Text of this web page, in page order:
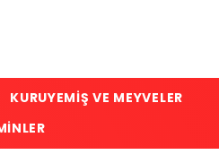
KURUYEMIŞ VE MEYVELER